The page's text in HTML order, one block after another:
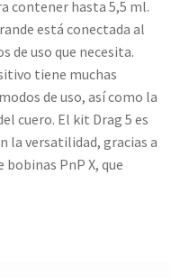
contener hasta 5,5 ml.
está conectada al
de uso que necesita.
tiene muchas
de uso, así como la
cuero. El kit Drag 5 es
la versatilidad, gracias a
PnP X, que